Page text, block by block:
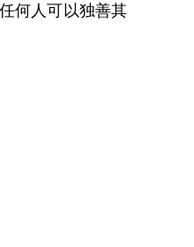
何人可以独善其